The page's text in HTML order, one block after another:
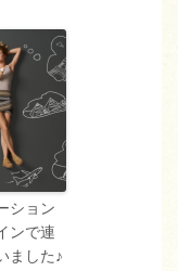
ション
ンで連
ました♪